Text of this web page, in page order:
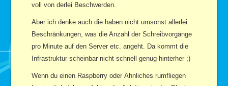
voll von derlei Beschwerden.
Aber ich denke auch die haben nicht umsonst allerlei
Beschränkungen, was die Anzahl der Schreibvorgänge
pro Minute auf den Server etc. angeht. Da kommt die
Infrastruktur scheinbar nicht schnell genug hinterher ;)
Wenn du einen Raspberry oder Ähnliches rumfliegen